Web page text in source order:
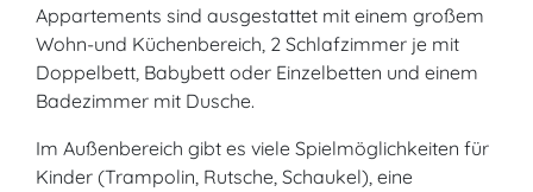
Appartements sind ausgestattet mit einem großem
Wohn-und Küchenbereich, 2 Schlafzimmer je mit
Doppelbett, Babybett oder Einzelbetten und einem
Badezimmer mit Dusche.
Im Außenbereich gibt es viele Spielmöglichkeiten für
Kinder (Trampolin, Rutsche, Schaukel), eine